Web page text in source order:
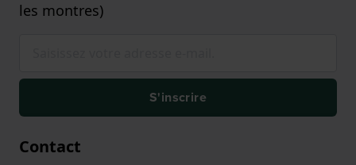
les montres)
S'inscrire
Contact